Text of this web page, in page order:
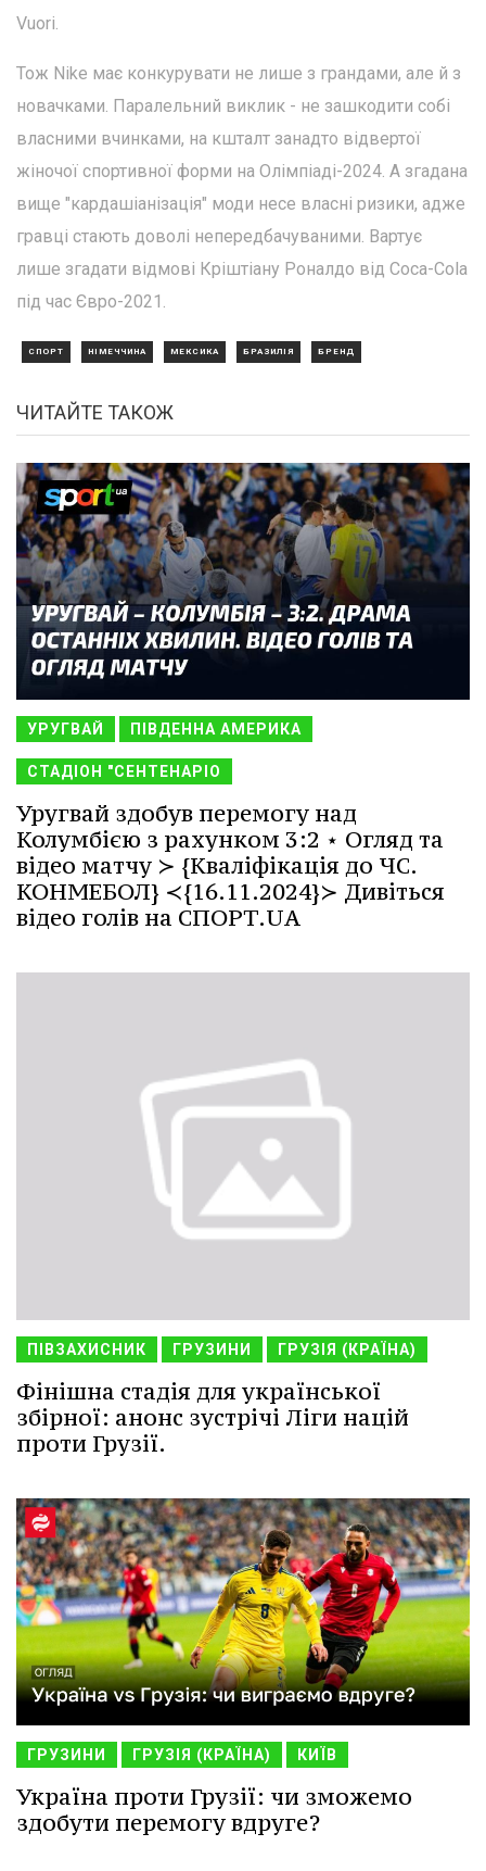
Vuori.
Тож Nike має конкурувати не лише з грандами, але й з
новачками. Паралельний виклик - не зашкодити собі
власними вчинками, на кшталт занадто відвертої
жіночої спортивної форми на Олімпіаді-2024. А згадана
вище "кардашіанізація" моди несе власні ризики, адже
гравці стають доволі непередбачуваними. Вартує
лише згадати відмові Кріштіану Роналдо від Coca-Cola
під час Євро-2021.
СПОРТ НІМЕЧЧИНА МЕКСИКА БРАЗИЛІЯ БРЕНД
ЧИТАЙТЕ ТАКОЖ
УРУГВАЙ ПІВДЕННА АМЕРИКА
СТАДІОН "СЕНТЕНАРІО
Уругвай здобув перемогу над
Колумбією з рахунком 3:2 ⋆ Огляд та
відео матчу ≻ {Кваліфікація до ЧС.
КОНМЕБОЛ} ≺{16.11.2024}≻ Дивіться
відео голів на СПОРТ.UA
ПІВЗАХИСНИК ГРУЗИНИ ГРУЗІЯ (КРАЇНА)
Фінішна стадія для української
збірної: анонс зустрічі Ліги націй
проти Грузії.
ГРУЗИНИ ГРУЗІЯ (КРАЇНА) КИЇВ
Україна проти Грузії: чи зможемо
здобути перемогу вдруге?